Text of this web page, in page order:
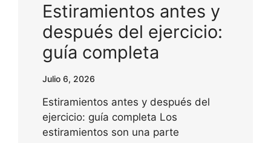
Estiramientos antes y
después del ejercicio:
guía completa
Julio 6, 2026
Estiramientos antes y después del
ejercicio: guía completa Los
estiramientos son una parte